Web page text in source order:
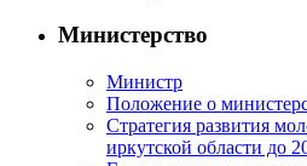
Министерство
Министр
Положение о
Стратегия развития
иркутской области до